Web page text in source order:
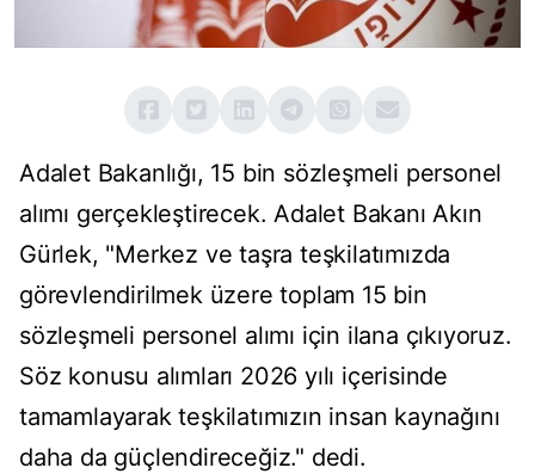
Adalet Bakanlığı, 15 bin sözleşmeli personel
alımı gerçekleştirecek. Adalet Bakanı Akın
Gürlek, "Merkez ve taşra teşkilatımızda
görevlendirilmek üzere toplam 15 bin
sözleşmeli personel alımı için ilana çıkıyoruz.
Söz konusu alımları 2026 yılı içerisinde
tamamlayarak teşkilatımızın insan kaynağını
daha da güçlendireceğiz." dedi.